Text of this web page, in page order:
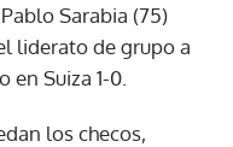
Sarabia (75)
liderato de grupo a
Suiza 1-0.
los checos,